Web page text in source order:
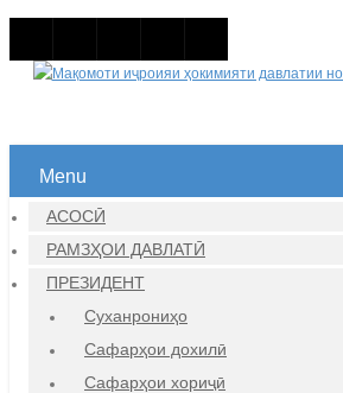
Menu
АСОСӢ
РАМЗҲОИ ДАВЛАТӢ
ПРЕЗИДЕНТ
Суханрониҳо
Сафарҳои дохилӣ
Сафарҳои хориҷӣ